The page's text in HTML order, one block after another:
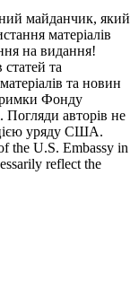
майданчик, який
матеріалів
на видання!
та
та новин
Фонду
авторів не
уряду США.
the U.S. Embassy in
reflect the